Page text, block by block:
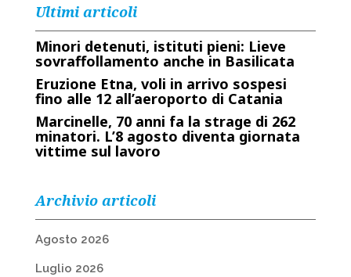
Ultimi articoli
Minori detenuti, istituti pieni: Lieve
sovraffollamento anche in Basilicata
Eruzione Etna, voli in arrivo sospesi
fino alle 12 all’aeroporto di Catania
Marcinelle, 70 anni fa la strage di 262
minatori. L’8 agosto diventa giornata
vittime sul lavoro
Archivio articoli
Agosto 2026
Luglio 2026